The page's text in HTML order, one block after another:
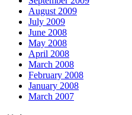
August 2009
July 2009
June 2008
May 2008
April 2008
March 2008
February 2008
January 2008
March 2007